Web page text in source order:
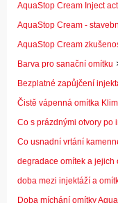
AquaStop Cream Inject
AquaStop Cream -
AquaStop Cream
Barva pro sanační omítku
Bezplatné zapůjčení
Čistě vápenná omítka
Co s prázdnými otvory po
Co usnadní vrtání
degradace omítek a jejich
doba mezi injektáží a
Doba míchání omítky